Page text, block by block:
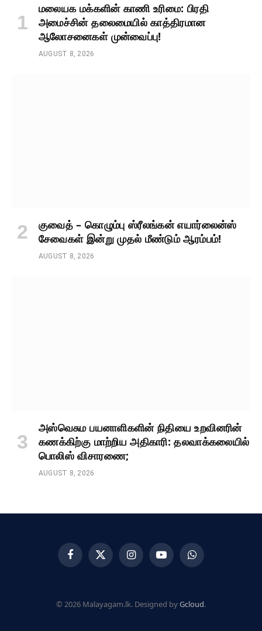
மலையக மக்களின் காணி உரிமை: பிரதி
அமைச்சின் தலைமையில் காத்திரமான
ஆலோசனைகள் முன்வைப்பு!
AUGUST 8, 2026
குவைத் – கொழும்பு ஸ்ரீலங்கன் எயார்லைன்ஸ்
சேவைகள் இன்று முதல் மீண்டும் ஆரம்பம்!
AUGUST 8, 2026
அஸ்வெசும பயனாளிகளின் நிதியை உறவினரின்
கணக்கிற்கு மாற்றிய அதிகாரி: தலவாக்கலையில்
பொலிஸ் விசாரணை;
AUGUST 8, 2026
FacebookX
(Twitter)
InstagramYouTubeWhatsApp
© 2026 Malayagam.lk. Designed byGcloud.